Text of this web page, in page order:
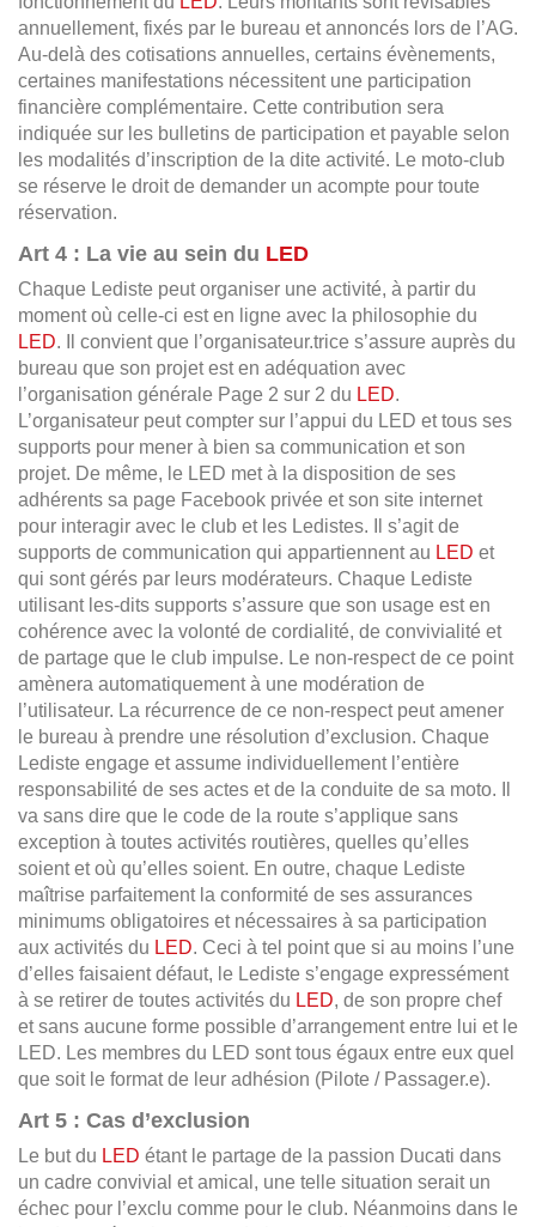
annuellement, fixés par le bureau et annoncés lors de l’AG.
Au-delà des cotisations annuelles, certains évènements,
certaines manifestations nécessitent une participation
financière complémentaire. Cette contribution sera
indiquée sur les bulletins de participation et payable selon
les modalités d’inscription de la dite activité. Le moto-club
se réserve le droit de demander un acompte pour toute
réservation.
Art 4 : La vie au sein du LED
Chaque Lediste peut organiser une activité, à partir du
moment où celle-ci est en ligne avec la philosophie du
LED. Il convient que l’organisateur.trice s’assure auprès du
bureau que son projet est en adéquation avec
l’organisation générale Page 2 sur 2 du LED.
L’organisateur peut compter sur l’appui du LED et tous ses
supports pour mener à bien sa communication et son
projet. De même, le LED met à la disposition de ses
adhérents sa page Facebook privée et son site internet
pour interagir avec le club et les Ledistes. Il s’agit de
supports de communication qui appartiennent au LED et
qui sont gérés par leurs modérateurs. Chaque Lediste
utilisant les-dits supports s’assure que son usage est en
cohérence avec la volonté de cordialité, de convivialité et
de partage que le club impulse. Le non-respect de ce point
amènera automatiquement à une modération de
l’utilisateur. La récurrence de ce non-respect peut amener
le bureau à prendre une résolution d’exclusion. Chaque
Lediste engage et assume individuellement l’entière
responsabilité de ses actes et de la conduite de sa moto. Il
va sans dire que le code de la route s’applique sans
exception à toutes activités routières, quelles qu’elles
soient et où qu’elles soient. En outre, chaque Lediste
maîtrise parfaitement la conformité de ses assurances
minimums obligatoires et nécessaires à sa participation
aux activités du LED. Ceci à tel point que si au moins l’une
d’elles faisaient défaut, le Lediste s’engage expressément
à se retirer de toutes activités du LED, de son propre chef
et sans aucune forme possible d’arrangement entre lui et le
LED. Les membres du LED sont tous égaux entre eux quel
que soit le format de leur adhésion (Pilote / Passager.e).
Art 5 : Cas d’exclusion
Le but du LED étant le partage de la passion Ducati dans
un cadre convivial et amical, une telle situation serait un
échec pour l’exclu comme pour le club. Néanmoins dans le